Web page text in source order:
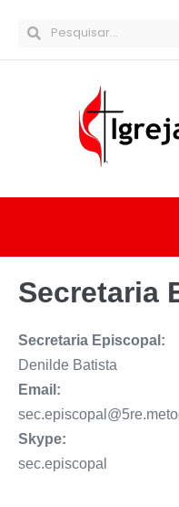
Secretaria
Secretaria Episcopal:
Denilde Batista
Email:
Skype:
sec.episcopal